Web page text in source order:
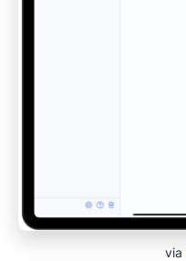
via